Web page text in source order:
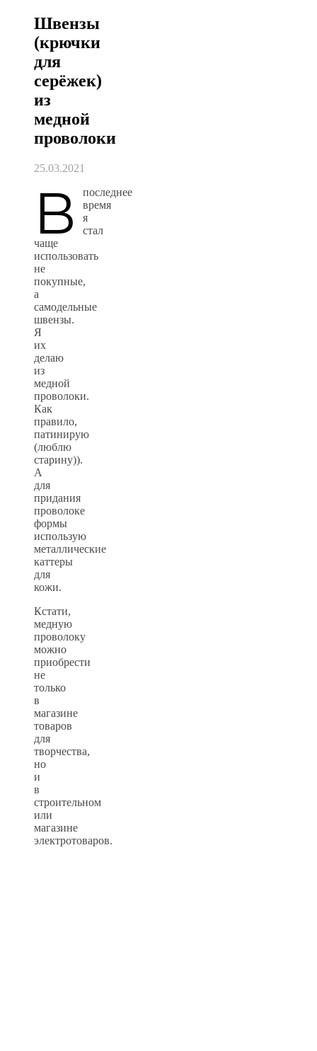
Швензы
(крючки
для
серёжек)
из
медной
проволоки
25.03.2021
В
последнее
время
я
стал
чаще
использовать
не
покупные,
а
самодельные
швензы.
Я
их
делаю
из
медной
проволоки.
Как
правило,
патинирую
(люблю
старину)).
А
для
придания
проволоке
формы
использую
металлические
каттеры
для
кожи.
Кстати,
медную
проволоку
можно
приобрести
не
только
в
магазине
товаров
для
творчества,
но
и
в
строительном
или
магазине
электротоваров.